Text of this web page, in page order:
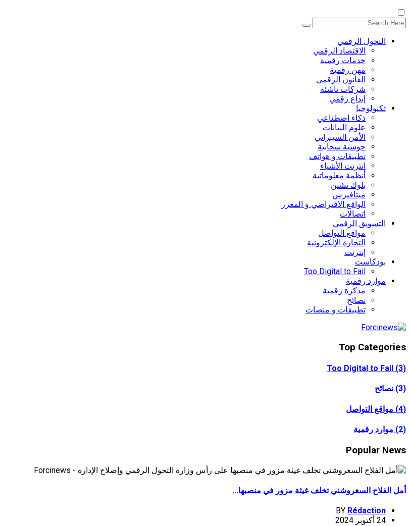
التحول الرقمي
اﻻقتصاد الرقمي
خدمات رقمية
مهن رقمية
القانون الرقمي
شركات ناشئة
إبداع رقمي
تكنولوجيا
ذكاء اصطناعي
علوم البيانات
الأمن السيبراني
حوسبة سحابية
تطبيقات و هواتف
انترنت الأشياء
أنظمة معلوماتية
بلوك تشين
ميتافيرس
الواقع الافتراضي و المعزز
اتصالات
التسويق الرقمي
مواقع التواصل
التجارة الإلكترونية
إنترنت
بودكاست
Too Digital to Fail
موارد رقمية
مذكرة رقمية
نصائح
تطبيقات و منصات
Top Categories
(3)
(3) نصائح
(4) مواقع التواصل
(2) موارد رقمية
Popular News
أمل الفلاح السغروشني تخلف غيثة مزور في منصبها...
BY Rédaction
24 أكتوبر 2024